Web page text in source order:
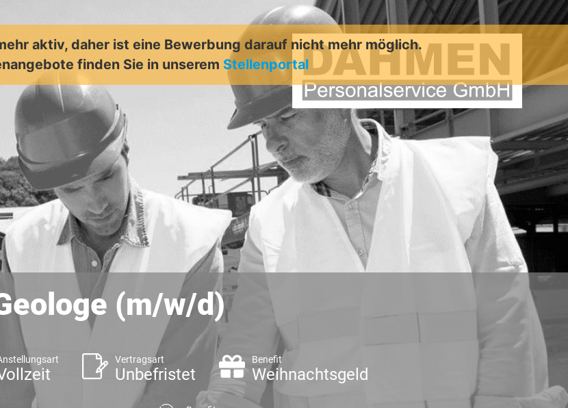
aktiv, daher ist eine Bewerbung darauf nicht mehr möglich.
finden Sie in unserem Stellenportal
(m/w/d)
Vertragsart
Unbefristet
Benefit
Weihnachtsgeld